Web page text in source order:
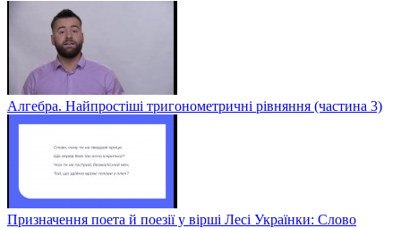
Алгебра. Найпростіші тригонометричні рівняння (частина 3)
Призначення поета й поезії у вірші Лесі Українки: Слово